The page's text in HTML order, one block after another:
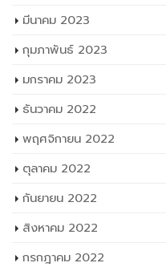
มีนาคม 2023
กุมภาพันธ์ 2023
มกราคม 2023
ธันวาคม 2022
พฤศจิกายน 2022
ตุลาคม 2022
กันยายน 2022
สิงหาคม 2022
กรกฎาคม 2022